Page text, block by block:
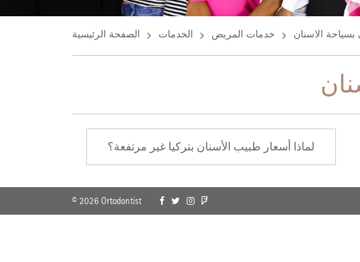
الصفحة الرئيسية الخدمات خدمات المريض الاسنان
لماذا أسعار طبيب الأسنان بتركيا غير مرتفعة؟
© 2026 Ortodontist